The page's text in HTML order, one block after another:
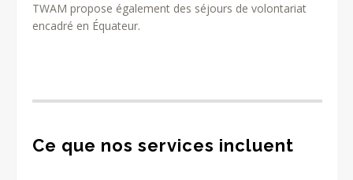
TWAM propose également des séjours de volontariat
encadré en Équateur.
Ce que nos services incluent